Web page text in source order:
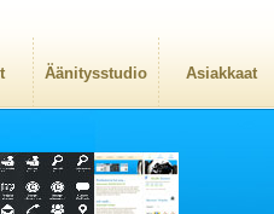
Äänitysstudio Asiakkaat